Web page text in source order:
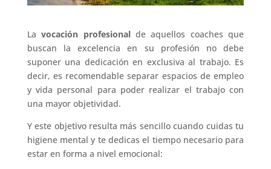
Lavocación profesionalde aquellos coaches que
buscan la excelencia en su profesión no debe
suponer una dedicación en exclusiva al trabajo. Es
decir, es recomendable separar espacios de empleo
y vida personal para poder realizar el trabajo con
una mayor objetividad.
Y este objetivo resulta más sencillo cuando cuidas tu
higiene mental y te dedicas el tiempo necesario para
estar en forma a nivel emocional: